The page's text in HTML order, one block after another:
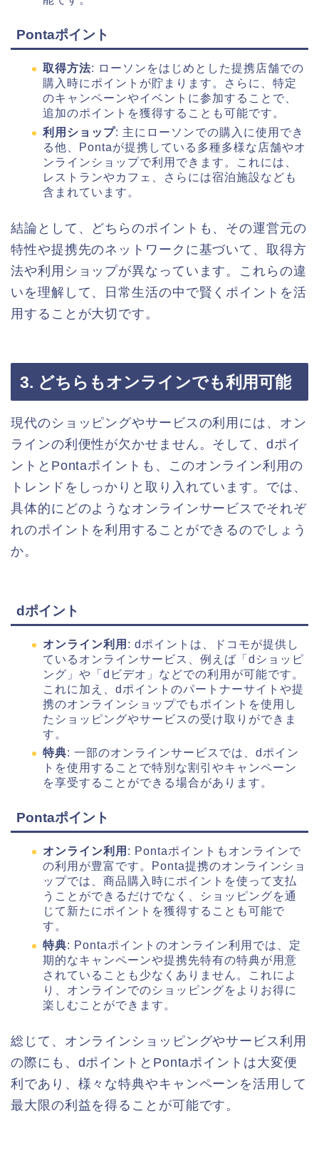
Pontaポイント
取得方法: ローソンをはじめとした提携店舗での
購入時にポイントが貯まります。さらに、特定
のキャンペーンやイベントに参加することで、
追加のポイントを獲得することも可能です。
利用ショップ: 主にローソンでの購入に使用でき
る他、Pontaが提携している多種多様な店舗やオ
ンラインショップで利用できます。これには、
レストランやカフェ、さらには宿泊施設なども
含まれています。
結論として、どちらのポイントも、その運営元の
特性や提携先のネットワークに基づいて、取得方
法や利用ショップが異なっています。これらの違
いを理解して、日常生活の中で賢くポイントを活
用することが大切です。
3. どちらもオンラインでも利用可能
現代のショッピングやサービスの利用には、オン
ラインの利便性が欠かせません。そして、dポイ
ントとPontaポイントも、このオンライン利用の
トレンドをしっかりと取り入れています。では、
具体的にどのようなオンラインサービスでそれぞ
れのポイントを利用することができるのでしょう
か。
dポイント
オンライン利用 : dポイントは、ドコモが提供し
ているオンラインサービス、例えば「dショッピ
ング」や「dビデオ」などでの利用が可能です。
これに加え、dポイントのパートナーサイトや提
携のオンラインショップでもポイントを使用し
たショッピングやサービスの受け取りができま
す。
特典: 一部のオンラインサービスでは、dポイン
トを使用することで特別な割引やキャンペーン
を享受することができる場合があります。
Pontaポイント
オンライン利用 : Pontaポイントもオンラインで
の利用が豊富です。Ponta提携のオンラインショ
ップでは、商品購入時にポイントを使って支払
うことができるだけでなく、ショッピングを通
じて新たにポイントを獲得することも可能で
す。
特典: Pontaポイントのオンライン利用では、定
期的なキャンペーンや提携先特有の特典が用意
されていることも少なくありません。これによ
り、オンラインでのショッピングをよりお得に
楽しむことができます。
総じて、オンラインショッピングやサービス利用
の際にも、dポイントとPontaポイントは大変便
利であり、様々な特典やキャンペーンを活用して
最大限の利益を得ることが可能です。